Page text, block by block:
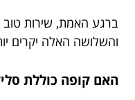
ברגע האמת, שירות טוב
והשלושה האלה יקרים
האם קופה כוללת